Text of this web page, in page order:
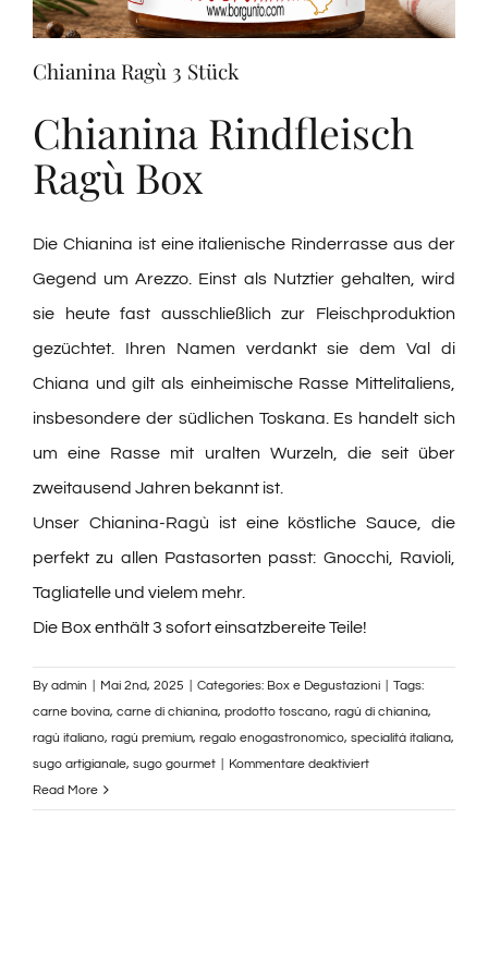
Verkostungen
Blogs
Kontakte
Amazon
Ebay
Chianina Ragù 3 Stück
Chianina Rindfleisch
Ragù Box
Die Chianina ist eine italienische Rinderrasse aus der
Gegend um Arezzo. Einst als Nutztier gehalten, wird
sie heute fast ausschließlich zur Fleischproduktion
gezüchtet. Ihren Namen verdankt sie dem Val di
Chiana und gilt als einheimische Rasse Mittelitaliens,
insbesondere der südlichen Toskana. Es handelt sich
um eine Rasse mit uralten Wurzeln, die seit über
zweitausend Jahren bekannt ist.
Unser Chianina-Ragù ist eine köstliche Sauce, die
perfekt zu allen Pastasorten passt: Gnocchi, Ravioli,
Tagliatelle und vielem mehr.
Die Box enthält 3 sofort einsatzbereite Teile!
By admin Mai 2nd, 2025 Categories: Box e Degustazioni
Tags:
carne bovina, carne di chianina, prodotto toscano, ragù di chianina,
ragù italiano, ragù premium, regalo enogastronomico, specialità italiana,
sugo artigianale, sugo gourmet Kommentare deaktiviertfür
di
Read More